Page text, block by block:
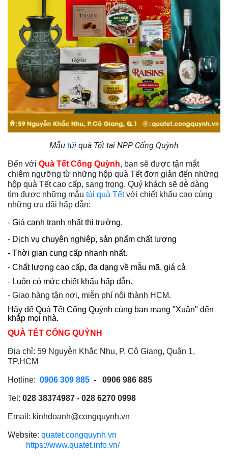
Mẫu túi quà Tết tại NPP Cống Quỳnh
Đến với Quà Tết Cống Quỳnh, bạn sẽ được tận mắt
chiêm ngưỡng từ những hộp quà Tết đơn giản đến những
hộp quà Tết cao cấp, sang trọng. Quý khách sẽ dễ dàng
tìm được những mẫu túi quà Tếtvới chiết khấu cao cùng
những ưu đãi hấp dẫn:
- Giá cạnh tranh nhất thị trường.
- Dịch vụ chuyên nghiệp, sản phẩm chất lượng
- Thời gian cung cấp nhanh nhất.
- Chất lượng cao cấp, đa dạng về mẫu mã, giá cả
- Luôn có mức chiết khấu hấp dẫn.
- Giao hàng tận nơi, miễn phí nội thành HCM.
Hãy để Quà Tết Cống Quỳnh cùng bạn mang "Xuân" đến
khắp mọi nhà.
QUÀ TẾT CỐNG QUỲNH
Địa chỉ: 59 Nguyễn Khắc Nhu, P. Cô Giang, Quận 1,
TP.HCM
Hotline: 0906 309 885 - 0906 986 885
Tel: 028 38374987 - 028 6270 0998
Email: kinhdoanh@congquynh.vn
Website: quatet.congquynh.vn
https://www.quatet.info.vn/